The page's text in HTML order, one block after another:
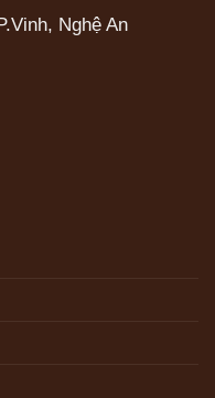
Nghệ An